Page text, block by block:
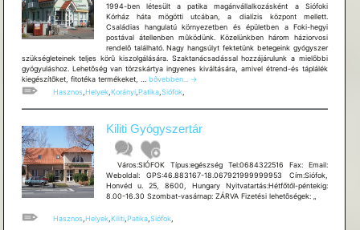
1994-ben létesült a patika magánvállalkozásként a Siófoki
Kórház háta mögötti utcában, a dialízis központ mellett.
Családias hangulatú környezetben és épületben a Foki-hegyi
postával átellenben mûködünk. Közelünkben három háziorvosi
rendelõ található. Nagy hangsúlyt fektetünk betegeink gyógyszer
szükségleteinek teljes körû kiszolgálására. Szaktanácsadással hozzájárulunk a mielõbbi
gyógyuláshoz. Lehetõség van törzskártya ingyenes kiváltására, amivel étrend-és táplálék
kiegészítõket, fitotéka termékeket, … Korányi
Patika
bővebben...
→
Hasznos,Helyek,Korányi,Patika,Siófok,
Kiliti Gyógyszertár
Város:SIÓFOK Típus:egészség Tel:0684322516 Fax: Email:
Weboldal: GPS:46.883167-18.067921999999953 Cím:Siófok,
Honvéd u. 25, 8600, Hungary Nyitvatartás:Hétfőtől-péntekig:
8.00-16.30 Szombat-vasárnap: ZÁRVA Fizetési lehetõségek: „
Hasznos, Helyek, Kiliti, Patika, Siófok,